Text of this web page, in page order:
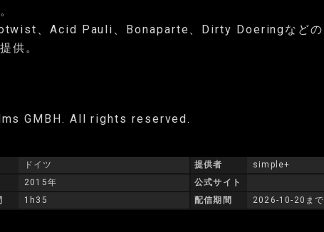
、Acid Pauli、Bonaparte、Dirty Doeringなどの
供。
GMBH. All rights reserved.
ドイツ
2015年
1h35
提供者
simple+
公式サイト
配信期間
2026-10-20ま